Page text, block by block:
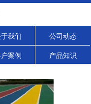
我们 公司动态
案例 产品知识